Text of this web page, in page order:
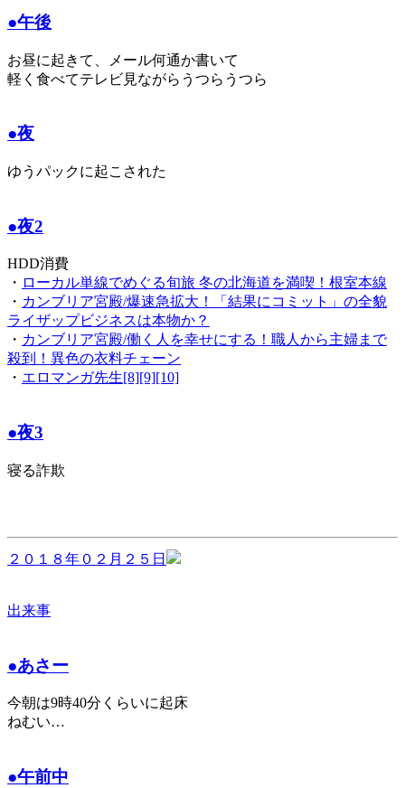
●午後
お昼に起きて、メール何通か書いて
軽く食べてテレビ見ながらうつらうつら
●夜
ゆうパックに起こされた
●夜2
HDD消費
・ ローカル単線でめぐる旬旅 冬の北海道を満喫！根室本線
・ カンブリア宮殿/爆速急拡大！「結果にコミット」の全貌
ライザップビジネスは本物か？
・ カンブリア宮殿/働く人を幸せにする！職人から主婦まで
殺到！異色の衣料チェーン
・ エロマンガ先生[8][9][10]
●夜3
寝る詐欺
２０１８年０２月２５日
出来事
●あさー
今朝は9時40分くらいに起床
ねむい…
●午前中